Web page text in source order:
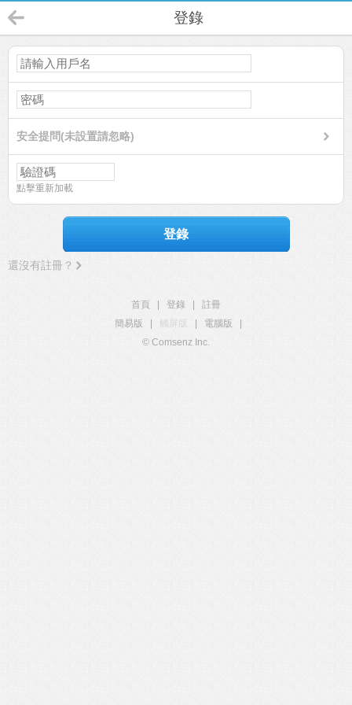
登錄
安全提問(未設置請忽略)
點擊重新加載
登錄
還沒有註冊？
首頁 登錄
註冊
簡易版
觸屏版 電腦版
© Comsenz Inc.